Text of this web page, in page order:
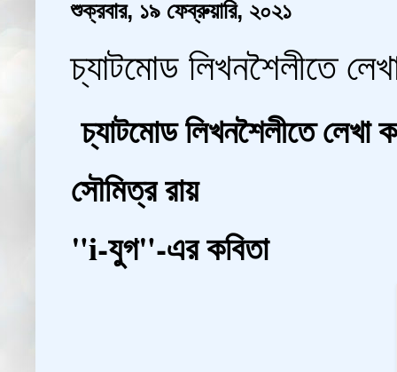
শুক্রবার, ১৯ ফেব্রুয়ারি, ২০২১
চ্যাটমোড লিখনশৈলীতে
চ্যাটমোড লিখনশৈলীতে লেখা
সৌমিত্র রায়
"i-যুগ"-এর কবিতা